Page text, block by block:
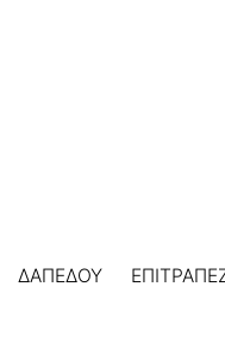
ΔΑΠΕΔΟΥ